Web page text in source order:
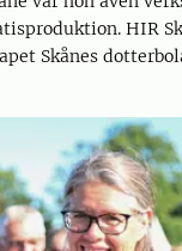
HIR
Skånes